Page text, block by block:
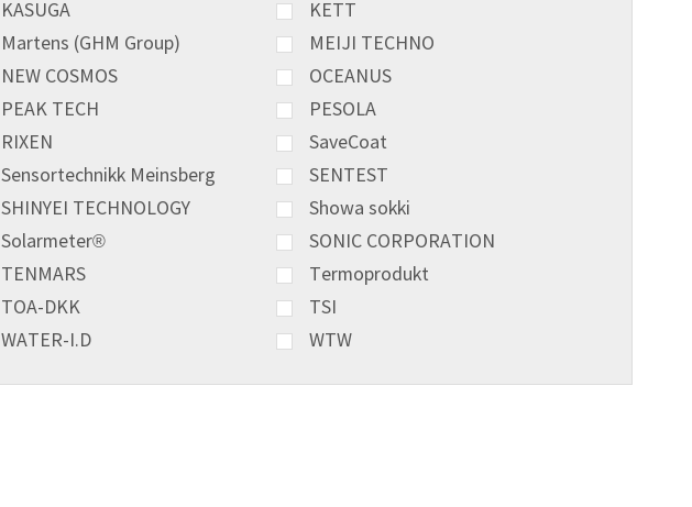
KASUGA
KETT
Martens (GHM Group)
MEIJI TECHNO
NEW COSMOS
OCEANUS
PEAK TECH
PESOLA
RIXEN
SaveCoat
Sensortechnikk Meinsberg
SENTEST
SHINYEI TECHNOLOGY
Showa sokki
Solarmeter®
SONIC CORPORATION
TENMARS
Termoprodukt
TOA-DKK
TSI
WATER-I.D WTW